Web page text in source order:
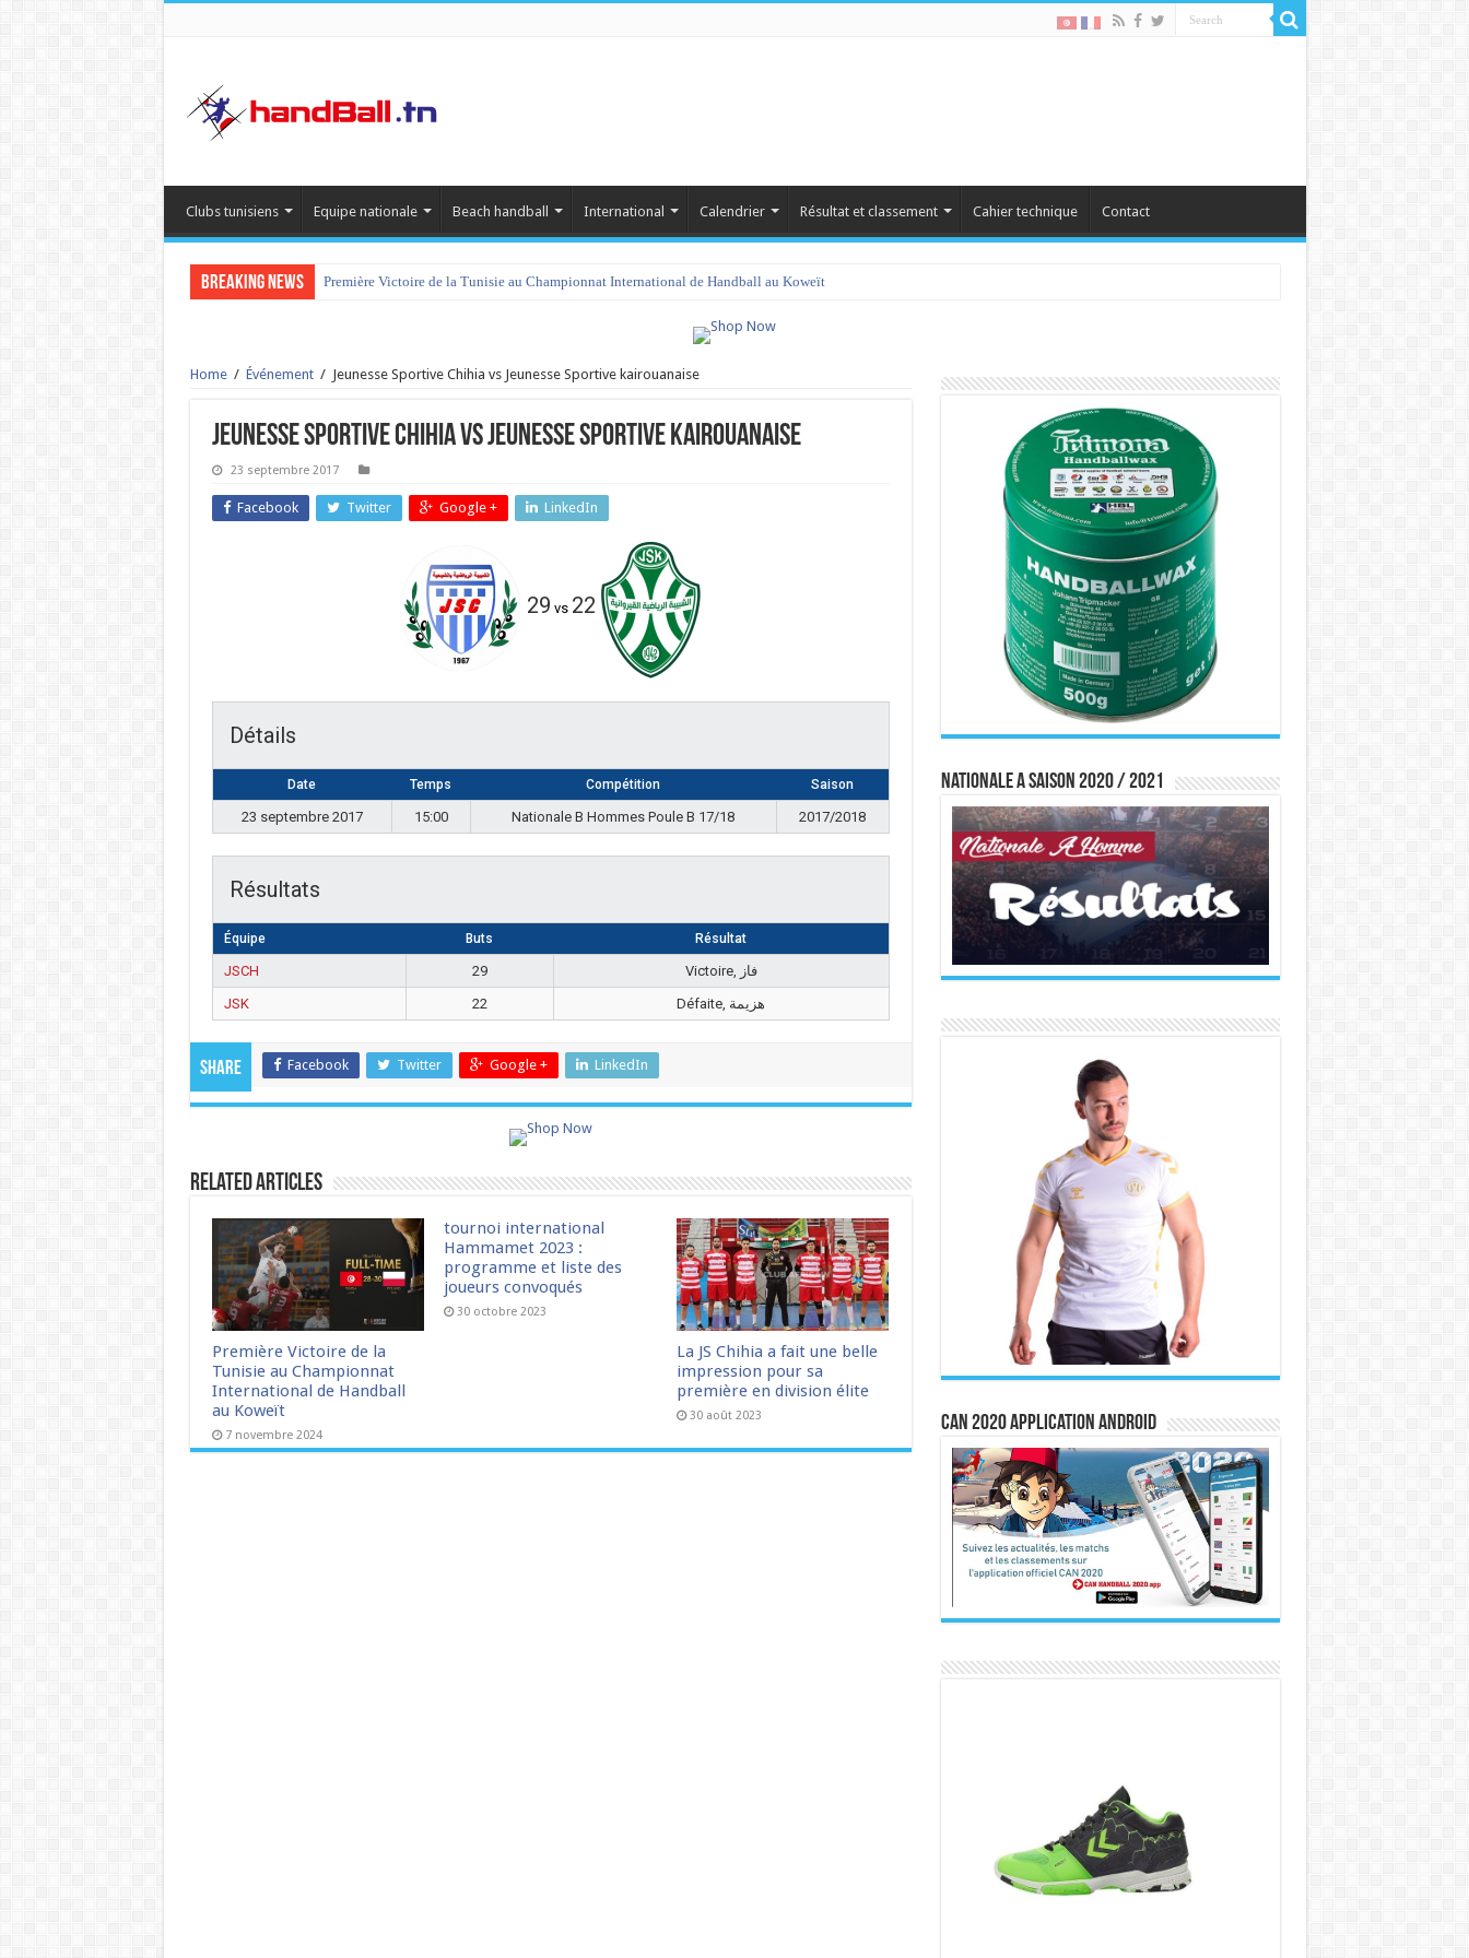
Clubs tunisiens Equipe nationale Beach handball International Calendrier Résultat et classement Cahier technique Contact
Breaking News Première Victoire de la Tunisie au Championnat International de Handball au Koweït
Home / Événement / Jeunesse Sportive Chihia vs Jeunesse Sportive kairouanaise
Jeunesse Sportive Chihia vs Jeunesse Sportive kairouanaise
23 septembre 2017
Facebook Twitter Google + LinkedIn
29 vs 22
Détails
Date Temps Compétition Saison
23 septembre 2017 15:00 Nationale B Hommes Poule B 17/18 2017/2018
Résultats
Équipe Buts Résultat
JSCH 29
Victoire, فاز
JSK
22 Défaite, هزيمة
Share Facebook Twitter Google + LinkedIn
Related Articles
Première Victoire de la
Tunisie au Championnat
International de Handball
au Koweït
7 novembre 2024
tournoi international
Hammamet 2023 :
programme et liste des
joueurs convoqués
30 octobre 2023
La JS Chihia a fait une belle
impression pour sa
première en division élite
30 août 2023
Nationale A saison 2020 / 2021
CAN 2020 Application Android